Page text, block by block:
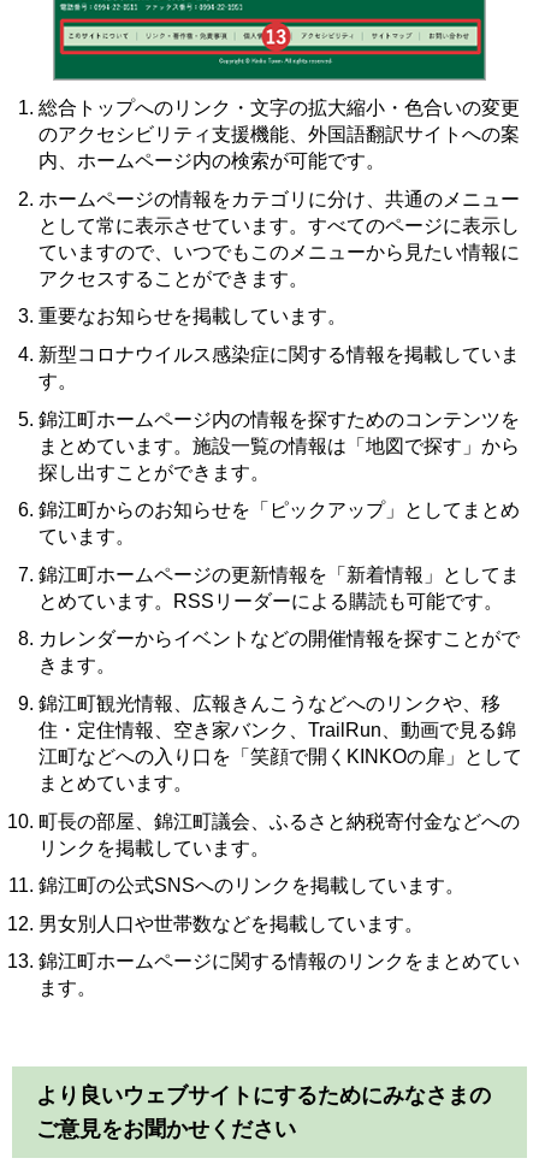
総合トップへのリンク・文字の拡大縮小・色合いの変更
のアクセシビリティ支援機能、外国語翻訳サイトへの案
内、ホームページ内の検索が可能です。
ホームページの情報をカテゴリに分け、共通のメニュー
として常に表示させています。すべてのページに表示し
ていますので、いつでもこのメニューから見たい情報に
アクセスすることができます。
重要なお知らせを掲載しています。
新型コロナウイルス感染症に関する情報を掲載していま
す。
錦江町ホームページ内の情報を探すためのコンテンツを
まとめています。施設一覧の情報は「地図で探す」から
探し出すことができます。
錦江町からのお知らせを「ピックアップ」としてまとめ
ています。
錦江町ホームページの更新情報を「新着情報」としてま
とめています。RSSリーダーによる購読も可能です。
カレンダーからイベントなどの開催情報を探すことがで
きます。
錦江町観光情報、広報きんこうなどへのリンクや、移
住・定住情報、空き家バンク、TrailRun、動画で見る錦
江町などへの入り口を「笑顔で開くKINKOの扉」として
まとめています。
町長の部屋、錦江町議会、ふるさと納税寄付金などへの
リンクを掲載しています。
錦江町の公式SNSへのリンクを掲載しています。
男女別人口や世帯数などを掲載しています。
錦江町ホームページに関する情報のリンクをまとめてい
ます。
より良いウェブサイトにするためにみなさまの
ご意見をお聞かせください